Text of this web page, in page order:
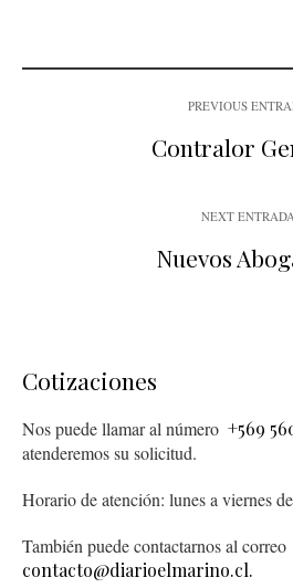
PREVIOUS
Contralor
NEXT ENTRADA
Nuevos
Cotizaciones
Nos puede llamar al número +569
atenderemos su solicitud.
Horario de atención: lunes a viernes
También puede contactarnos al correo
contacto@diarioelmarino.cl.